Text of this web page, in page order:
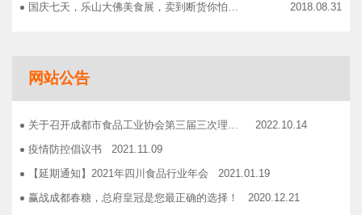
国庆七天，乐山大佛美食展，卖到断货你怕了吗？ 2018.08.31
志宏印务灾后复产暨十五周年感恩答谢会
网站公告
关于召开成都市食品工业协会第三届三次理事会的通知
2022.10.14
疫情防控倡议书
2021.11.09
【延期通知】2021年四川食品行业年会
2021.01.19
赢战成都春糖，总府皇冠是您最正确的选择！
2020.12.21